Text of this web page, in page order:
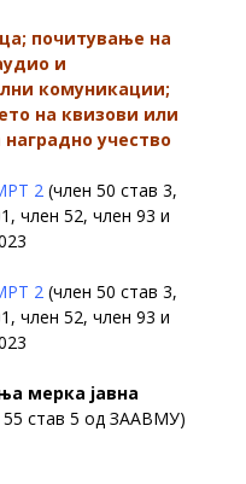
почитување на
и
комуникации;
на квизови или
учество
2 (член 50 став 3,
член 52, член 93 и
2 (член 50 став 3,
член 52, член 93 и
мерка јавна
55 став 5 од ЗААВМУ)